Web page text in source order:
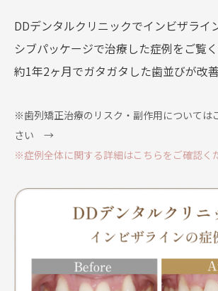
DDデンタルクリニックでインビザライ
シブパッケージで治療した症例をご覧く
約1年2ヶ月でガタガタした歯並びが改善
※歯列矯正治療のリスク・副作用については
さい →
※症例全体に関する詳細はこちらをご確認く